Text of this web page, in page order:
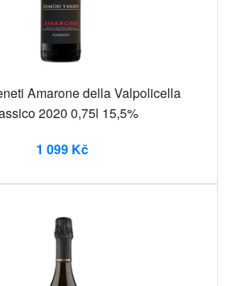
Amarone della Valpolicella
2020 0,75l 15,5%
1 099 Kč